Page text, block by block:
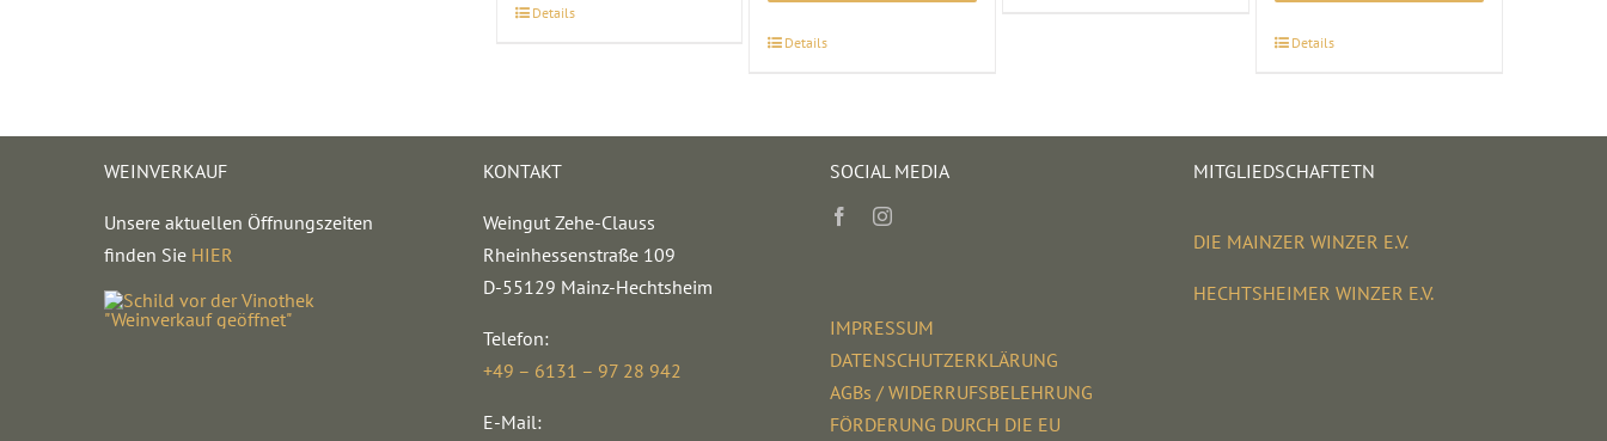
Details
Details Details
WEINVERKAUF
Unsere aktuellen Öffnungszeiten
finden Sie HIER
KONTAKT
Weingut Zehe-Clauss
Rheinhessenstraße 109
D-55129 Mainz-Hechtsheim
Telefon:
+49 – 6131 – 97 28 942
E-Mail:
SOCIAL MEDIA
IMPRESSUM
DATENSCHUTZERKLÄRUNG
AGBs / WIDERRUFSBELEHRUNG
FÖRDERUNG DURCH DIE EU
MITGLIEDSCHAFTETN
DIE MAINZER WINZER E.V.
HECHTSHEIMER WINZER E.V.